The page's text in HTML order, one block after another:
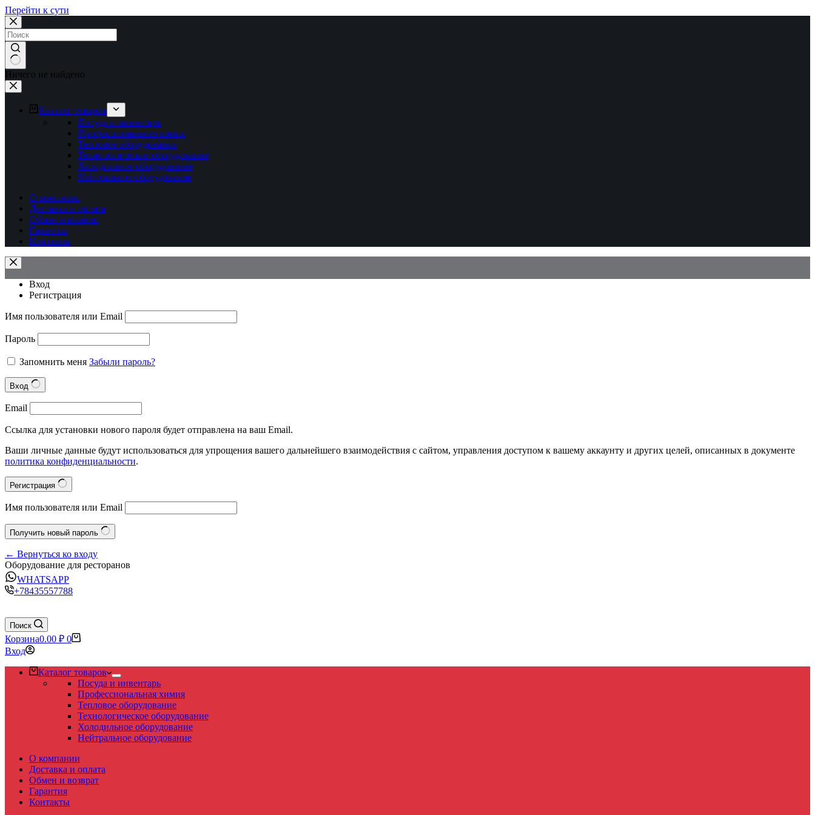
Перейти к сути
Ничего не найдено
Каталог товаров
Посуда и инвентарь
Профессиональная химия
Тепловое оборудование
Технологическое оборудование
Холодильное оборудование
Нейтральное оборудование
О компании
Доставка и оплата
Обмен и возврат
Гарантия
Контакты
Вход
Регистрация
Имя пользователя или Email
Пароль
Запомнить меня Забыли пароль?
Вход
Email
Ссылка для установки нового пароля будет отправлена на ваш Email.
Ваши личные данные будут использоваться для упрощения вашего дальнейшего взаимодействия с сайтом, управления доступом к вашему аккаунту и других целей, описанных в документе
политика конфиденциальности.
Регистрация
Имя пользователя или Email
Получить новый пароль
← Вернуться ко входу
Оборудование для ресторанов
WHATSAPP
+78435557788
Поиск
Корзина0.00 ₽ 0
Вход
Каталог товаров
Посуда и инвентарь
Профессиональная химия
Тепловое оборудование
Технологическое оборудование
Холодильное оборудование
Нейтральное оборудование
О компании
Доставка и оплата
Обмен и возврат
Гарантия
Контакты